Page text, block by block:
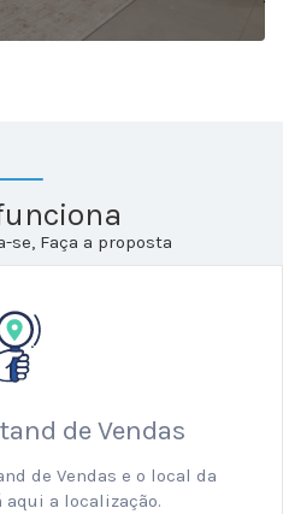
se, Faça a proposta
de Vendas
de Vendas e o local da
aqui a localização.